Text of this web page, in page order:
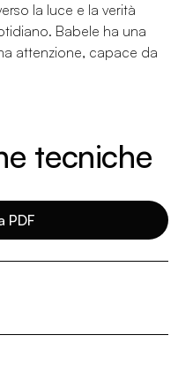
la luce e la verità
Babele ha una
attenzione, capace da
tecniche
PDF